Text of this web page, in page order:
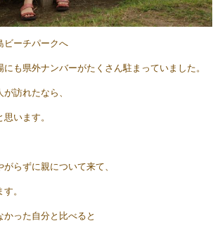
ビーチパークへ
にも県外ナンバーがたくさん駐まっていました。
訪れたなら、
います。
らずに親について来て、
。
った自分と比べると